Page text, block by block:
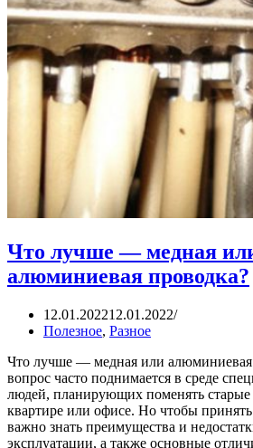
Что лучше — медная
алюминиевая проводка?
12.01.202212.01.2022
Полезное, Разное
Что лучше — медная или алюминиевая
вопрос часто поднимается в среде
людей, планирующих поменять старые
квартире или офисе. Но чтобы
важно знать преимущества и
эксплуатации, а также основные